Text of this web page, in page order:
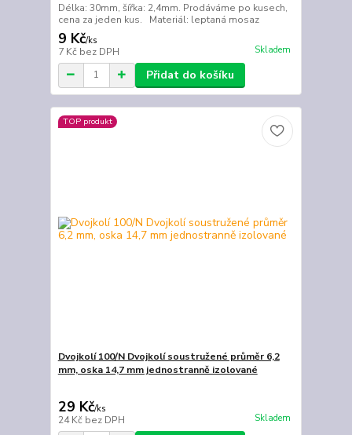
Délka: 30mm, šířka: 2,4mm. Prodáváme po kusech,
cena za jeden kus. Materiál: leptaná mosaz
9 Kč/ks
7 Kč bez DPH Skladem
Přidat do košíku
TOP produkt
Dvojkolí 100/N Dvojkolí soustružené průměr 6,2
mm, oska 14,7 mm jednostranně izolované
29 Kč/ks
24 Kč bez DPH Skladem